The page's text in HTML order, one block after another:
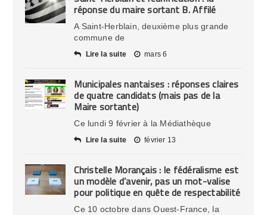
réponse du maire sortant B. Affilé
A Saint-Herblain, deuxième plus grande
commune de
Lire la suite mars 6
Municipales nantaises : réponses claires
de quatre candidats (mais pas de la
Maire sortante)
Ce lundi 9 février à la Médiathèque
Lire la suite février 13
Christelle Morançais : le fédéralisme est
un modèle d’avenir, pas un mot-valise
pour politique en quête de respectabilité
Ce 10 octobre dans Ouest-France, la